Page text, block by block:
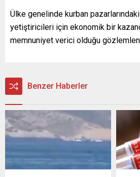
Ülke genelinde kurban pazarlarındaki
yetiştiricileri için ekonomik bir
memnuniyet verici olduğu
Benzer Haberler